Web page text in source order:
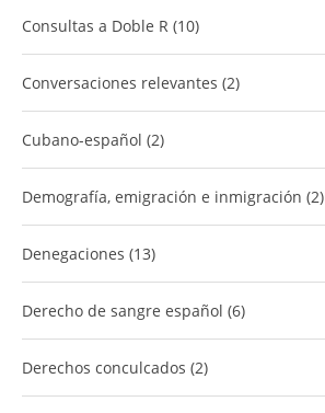
Consultas a Doble R (10)
Conversaciones relevantes (2)
cubano-español (2)
Demografía, emigración e inmigración (2)
Denegaciones (13)
Derecho de sangre español (6)
Derechos conculcados (2)